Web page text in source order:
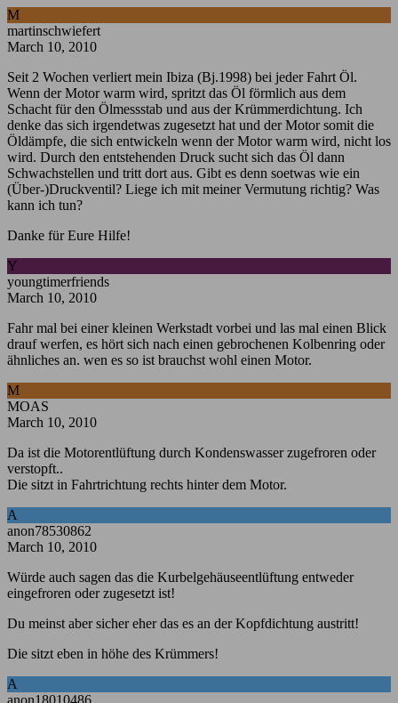
M
martinschwiefert
March 10, 2010
Seit 2 Wochen verliert mein Ibiza (Bj.1998) bei jeder Fahrt Öl.
Wenn der Motor warm wird, spritzt das Öl förmlich aus dem
Schacht für den Ölmessstab und aus der Krümmerdichtung. Ich
denke das sich irgendetwas zugesetzt hat und der Motor somit die
Öldämpfe, die sich entwickeln wenn der Motor warm wird, nicht los
wird. Durch den entstehenden Druck sucht sich das Öl dann
Schwachstellen und tritt dort aus. Gibt es denn soetwas wie ein
(Über-)Druckventil? Liege ich mit meiner Vermutung richtig? Was
kann ich tun?
Danke für Eure Hilfe!
Y
youngtimerfriends
March 10, 2010
Fahr mal bei einer kleinen Werkstadt vorbei und las mal einen Blick
drauf werfen, es hört sich nach einen gebrochenen Kolbenring oder
ähnliches an. wen es so ist brauchst wohl einen Motor.
M
MOAS
March 10, 2010
Da ist die Motorentlüftung durch Kondenswasser zugefroren oder
verstopft..
Die sitzt in Fahrtrichtung rechts hinter dem Motor.
A
anon78530862
March 10, 2010
Würde auch sagen das die Kurbelgehäuseentlüftung entweder
eingefroren oder zugesetzt ist!
Du meinst aber sicher eher das es an der Kopfdichtung austritt!
Die sitzt eben in höhe des Krümmers!
A
anon18010486